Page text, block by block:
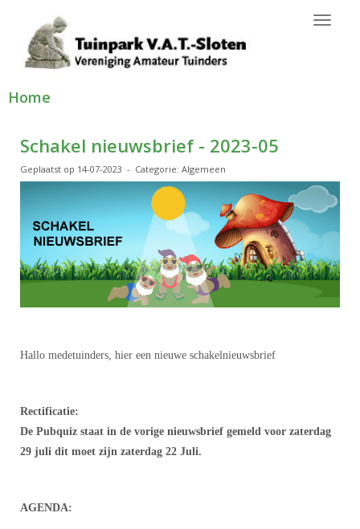
Home
Schakel nieuwsbrief - 2023-05
Geplaatst op 14-07-2023 - Categorie: Algemeen
Hallo medetuinders, hier een nieuwe schakelnieuwsbrief
Rectificatie:
De Pubquiz staat in de vorige nieuwsbrief gemeld voor zaterdag
29 juli dit moet zijn zaterdag 22 Juli.
AGENDA: